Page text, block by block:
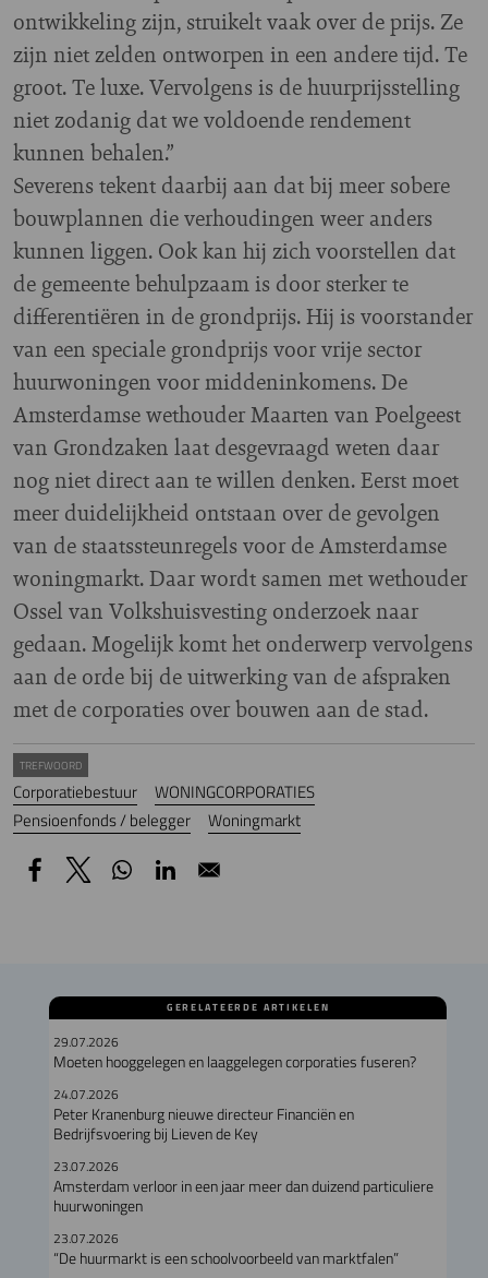
ontwikkeling zijn, struikelt vaak over de prijs. Ze
zijn niet zelden ontworpen in een andere tijd. Te
groot. Te luxe. Vervolgens is de huurprijsstelling
niet zodanig dat we voldoende rendement
kunnen behalen.”
Severens tekent daarbij aan dat bij meer sobere
bouwplannen die verhoudingen weer anders
kunnen liggen. Ook kan hij zich voorstellen dat
de gemeente behulpzaam is door sterker te
differentiëren in de grondprijs. Hij is voorstander
van een speciale grondprijs voor vrije sector
huurwoningen voor middeninkomens. De
Amsterdamse wethouder Maarten van Poelgeest
van Grondzaken laat desgevraagd weten daar
nog niet direct aan te willen denken. Eerst moet
meer duidelijkheid ontstaan over de gevolgen
van de staatssteunregels voor de Amsterdamse
woningmarkt. Daar wordt samen met wethouder
Ossel van Volkshuisvesting onderzoek naar
gedaan. Mogelijk komt het onderwerp vervolgens
aan de orde bij de uitwerking van de afspraken
met de corporaties over bouwen aan de stad.
TREFWOORD
Corporatiebestuur
WONINGCORPORATIES
Pensioenfonds / belegger
Woningmarkt
GERELATEERDE ARTIKELEN
29.07.2026
Moeten hooggelegen en laaggelegen corporaties fuseren?
24.07.2026
Peter Kranenburg nieuwe directeur Financiën en
Bedrijfsvoering bij Lieven de Key
23.07.2026
Amsterdam verloor in een jaar meer dan duizend particuliere
huurwoningen
23.07.2026
“De huurmarkt is een schoolvoorbeeld van marktfalen”